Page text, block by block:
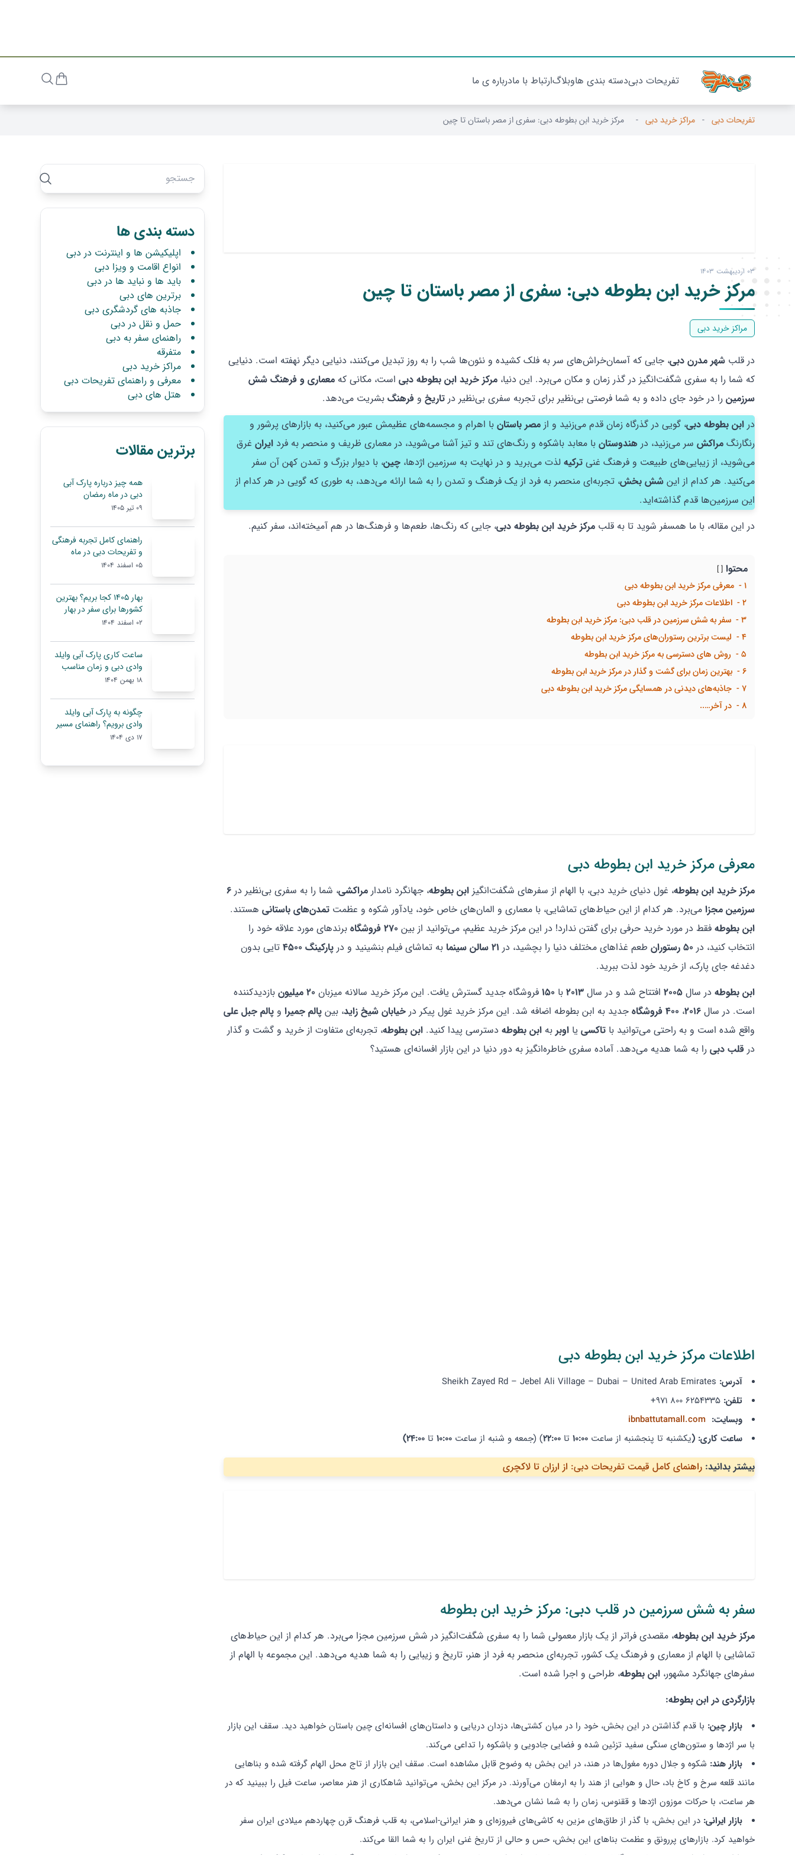
تفریحات دبیدسته بندی هاوبلاگارتباط با مادرباره ی ما
تفریحات دبی - مراکز خرید دبی - مرکز خرید ابن بطوطه دبی: سفری از مصر باستان تا چین
03 اردیبهشت 1403
مرکز خرید ابن بطوطه دبی: سفری از مصر باستان تا چین
مراکز خرید دبی
در قلب شهر مدرن دبی، جایی که آسمان‌خراش‌های سر به فلک کشیده و نئون‌ها شب را به روز تبدیل می‌کنند، دنیایی دیگر نهفته است. دنیایی
که شما را به سفری شگفت‌انگیز در گذر زمان و مکان می‌برد. این دنیا، مرکز خرید ابن بطوطه دبی است، مکانی که معماری و فرهنگ شش
سرزمین را در خود جای داده و به شما فرصتی بی‌نظیر برای تجربه سفری بی‌نظیر در تاریخ و فرهنگ بشریت می‌دهد.
در ابن بطوطه دبی، گویی در گذرگاه زمان قدم می‌زنید و از مصر باستان با اهرام و مجسمه‌های عظیمش عبور می‌کنید، به بازارهای پرشور و
رنگارنگ مراکش سر می‌زنید، در هندوستان با معابد باشکوه و رنگ‌های تند و تیز آشنا می‌شوید، در معماری ظریف و منحصر به فرد ایران غرق
می‌شوید، از زیبایی‌های طبیعت و فرهنگ غنی ترکیه لذت می‌برید و در نهایت به سرزمین اژدها، چین، با دیوار بزرگ و تمدن کهن آن سفر
می‌کنید. هر کدام از این شش بخش، تجربه‌ای منحصر به فرد از یک فرهنگ و تمدن را به شما ارائه می‌دهد، به طوری که گویی در هر کدام از
این سرزمین‌ها قدم گذاشته‌اید.
در این مقاله، با ما همسفر شوید تا به قلب مرکز خرید ابن بطوطه دبی، جایی که رنگ‌ها، طعم‌ها و فرهنگ‌ها در هم آمیخته‌اند، سفر کنیم.
محتوا
1
معرفی مرکز خرید ابن بطوطه دبی
2
اطلاعات مرکز خرید ابن بطوطه دبی
3
سفر به شش سرزمین در قلب دبی: مرکز خرید ابن بطوطه
4
لیست برترین رستوران‌های مرکز خرید ابن بطوطه
5
روش های دسترسی به مرکز خرید ابن بطوطه
6
بهترین زمان برای گشت و گذار در مرکز خرید ابن بطوطه
7
جاذبه‌های دیدنی در همسایگی مرکز خرید ابن بطوطه دبی
8
در آخر…..
معرفی مرکز خرید ابن بطوطه دبی
مرکز خرید ابن بطوطه، غول‌ دنیای خرید دبی، با الهام از سفرهای شگفت‌انگیز ابن بطوطه، جهانگرد نامدار مراکشی، شما را به سفری بی‌نظیر در ۶
سرزمین مجزا می‌برد. هر کدام از این حیاط‌های تماشایی، با معماری و المان‌های خاص خود، یادآور شکوه و عظمت تمدن‌های باستانی هستند.
ابن بطوطه فقط در مورد خرید حرفی برای گفتن ندارد! در این مرکز خرید عظیم، می‌توانید از بین 270 فروشگاه برندهای مورد علاقه خود را
انتخاب کنید، در 50 رستوران طعم غذاهای مختلف دنیا را بچشید، در 21 سالن سینما به تماشای فیلم بنشینید و در پارکینگ 4500 تایی بدون
دغدغه جای پارک، از خرید خود لذت ببرید.
ابن بطوطه در سال 2005 افتتاح شد و در سال 2013 با 150 فروشگاه جدید گسترش یافت. این مرکز خرید سالانه میزبان 20 میلیون بازدیدکننده
است. در سال 2016، 400 فروشگاه جدید به ابن بطوطه اضافه شد. این مرکز خرید غول پیکر در خیابان شیخ زاید، بین پالم جمیرا و پالم جبل علی
واقع شده است و به راحتی می‌توانید با تاکسی یا اوبر به ابن بطوطه دسترسی پیدا کنید. ابن بطوطه، تجربه‌ای متفاوت از خرید و گشت و گذار
در قلب دبی را به شما هدیه می‌دهد. آماده سفری خاطره‌انگیز به دور دنیا در این بازار افسانه‌ای هستید؟
اطلاعات مرکز خرید ابن بطوطه دبی
آدرس: Sheikh Zayed Rd – Jebel Ali Village – Dubai – United Arab Emirates
تلفن:
وبسایت: ibnbattutamall.com
ساعت کاری: (یکشنبه تا پنجشنبه از ساعت 10:00 تا 22:00) (جمعه و شنبه از ساعت 10:00 تا 24:00)
بیشتر بدانید: راهنمای کامل قیمت تفریحات دبی: از ارزان تا لاکچری
سفر به شش سرزمین در قلب دبی: مرکز خرید ابن بطوطه
مرکز خرید ابن بطوطه، مقصدی فراتر از یک بازار معمولی شما را به سفری شگفت‌انگیز در شش سرزمین مجزا می‌برد. هر کدام از این حیاط‌های
تماشایی با الهام از معماری و فرهنگ یک کشور، تجربه‌ای منحصر به فرد از هنر، تاریخ و زیبایی را به شما هدیه می‌دهد. این مجموعه با الهام از
سفرهای جهانگرد مشهور، ابن بطوطه، طراحی و اجرا شده است.
بازارگردی در ابن بطوطه:
بازار چین: با قدم گذاشتن در این بخش، خود را در میان کشتی‌ها، دزدان دریایی و داستان‌های افسانه‌ای چین باستان خواهید دید. سقف این بازار
با سر اژدها و ستون‌های سنگی سفید تزئین شده و فضایی جادویی و باشکوه را تداعی می‌کند.
بازار هند: شکوه و جلال دوره مغول‌ها در هند، در این بخش به وضوح قابل مشاهده است. سقف این بازار از تاج محل الهام گرفته شده و بناهایی
مانند قلعه سرخ و کاخ باد، حال و هوایی از هند را به ارمغان می‌آورند. در مرکز این بخش، می‌توانید شاهکاری از هنر معاصر، ساعت فیل را ببینید که در
هر ساعت، با حرکات موزون اژدها و ققنوس، زمان را به شما نشان می‌دهد.
بازار ایرانی: در این بخش، با گذر از طاق‌های مزین به کاشی‌های فیروزه‌ای و هنر ایرانی-اسلامی، به قلب فرهنگ قرن چهاردهم میلادی ایران سفر
خواهید کرد. بازارهای پررونق و عظمت بناهای این بخش، حس و حالی از تاریخ غنی ایران را به شما القا می‌کند.
دسته بندی ها
اپلیکیشن ها و اینترنت در دبی
انواع اقامت و ویزا دبی
باید ها و نباید ها در دبی
برترین های دبی
جاذبه های گردشگری دبی
حمل و نقل در دبی
راهنمای سفر به دبی
متفرقه
مراکز خرید دبی
معرفی و راهنمای تفریحات دبی
هتل های دبی
برترین مقالات
همه چیز درباره پارک آبی
دبی در ماه رمضان
09 تیر 1405
راهنمای کامل تجربه فرهنگی
و تفریحات دبی در ماه
رمضان
05 اسفند 1404
بهار ۱۴۰۵ کجا بریم؟ بهترین
کشورها برای سفر در بهار
02 اسفند 1404
ساعت کاری پارک آبی وایلد
وادی دبی و زمان مناسب
بازدید
18 بهمن 1404
چگونه به پارک آبی وایلد
وادی برویم؟ راهنمای مسیر
و حمل‌ونقل
17 دی 1404